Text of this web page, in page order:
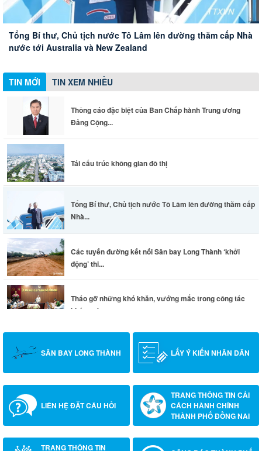
TIN MỚI TIN XEM NHIỀU
Thông cáo đặc biệt của Ban Chấp hành Trung ương Đảng
Cộng sản Việt Nam
Tái cấu trúc không gian đô thị
Tổng Bí thư, Chủ tịch nước Tô Lâm lên đường thăm cấp Nhà
nước tới Australia và New Zealand
Các tuyến đường kết nối Sân bay Long Thành ‘khởi động’
thi công
Tháo gỡ những khó khăn, vướng mắc trong công tác khám
sức khỏe toàn dân
Thông cáo đặc biệt của Ban Chấp hành Trung ương
Đảng Cộng...
Tái cấu trúc không gian đô thị
Tổng Bí thư, Chủ tịch nước Tô Lâm lên đường thăm cấp
Nhà...
Các tuyến đường kết nối Sân bay Long Thành ‘khởi
động’ thi...
Tháo gỡ những khó khăn, vướng mắc trong công tác
khám sức...
SÂN BAY LONG THÀNH LẤY Ý KIẾN NHÂN DÂN
LIÊN HỆ ĐẶT CÂU HỎI
TRANG THÔNG TIN CẢI
CÁCH HÀNH CHÍNH
THÀNH PHỐ ĐỒNG NAI
TRANG THÔNG TIN